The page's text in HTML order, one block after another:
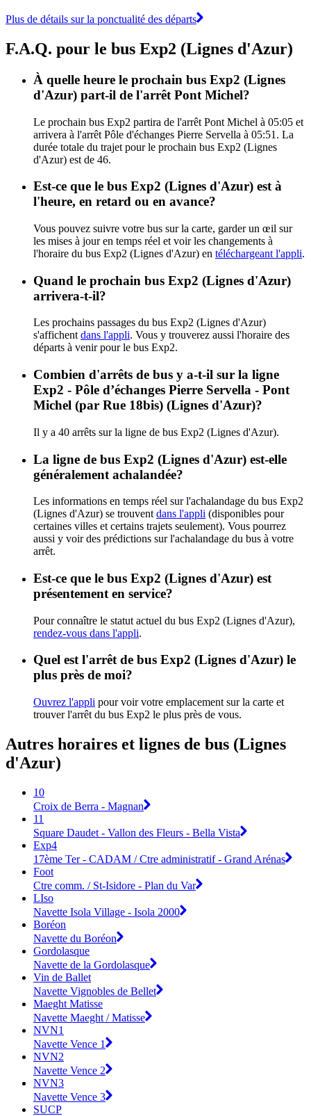
Plus de détails sur la ponctualité des départs
F.A.Q. pour le bus Exp2 (Lignes d'Azur)
À quelle heure le prochain bus Exp2 (Lignes
d'Azur) part-il de l'arrêt Pont Michel?
Le prochain bus Exp2 partira de l'arrêt Pont Michel à 05:05 et
arrivera à l'arrêt Pôle d'échanges Pierre Servella à 05:51. La
durée totale du trajet pour le prochain bus Exp2 (Lignes
d'Azur) est de 46.
Est-ce que le bus Exp2 (Lignes d'Azur) est à
l'heure, en retard ou en avance?
Vous pouvez suivre votre bus sur la carte, garder un œil sur
les mises à jour en temps réel et voir les changements à
l'horaire du bus Exp2 (Lignes d'Azur) en téléchargeant l'appli.
Quand le prochain bus Exp2 (Lignes d'Azur)
arrivera-t-il?
Les prochains passages du bus Exp2 (Lignes d'Azur)
s'affichent dans l'appli. Vous y trouverez aussi l'horaire des
départs à venir pour le bus Exp2.
Combien d'arrêts de bus y a-t-il sur la ligne
Exp2 - Pôle d’échanges Pierre Servella - Pont
Michel (par Rue 18bis) (Lignes d'Azur)?
Il y a 40 arrêts sur la ligne de bus Exp2 (Lignes d'Azur).
La ligne de bus Exp2 (Lignes d'Azur) est-elle
généralement achalandée?
Les informations en temps réel sur l'achalandage du bus Exp2
(Lignes d'Azur) se trouvent dans l'appli (disponibles pour
certaines villes et certains trajets seulement). Vous pourrez
aussi y voir des prédictions sur l'achalandage du bus à votre
arrêt.
Est-ce que le bus Exp2 (Lignes d'Azur) est
présentement en service?
Pour connaître le statut actuel du bus Exp2 (Lignes d'Azur),
rendez-vous dans l'appli.
Quel est l'arrêt de bus Exp2 (Lignes d'Azur) le
plus près de moi?
Ouvrez l'appli pour voir votre emplacement sur la carte et
trouver l'arrêt du bus Exp2 le plus près de vous.
Autres horaires et lignes de bus (Lignes
d'Azur)
10
Croix de Berra - Magnan
11
Square Daudet - Vallon des Fleurs - Bella Vista
Exp4
17ème Ter - CADAM / Ctre administratif - Grand Arénas
Foot
Ctre comm. / St-Isidore - Plan du Var
LIso
Navette Isola Village - Isola 2000
Boréon
Navette du Boréon
Gordolasque
Navette de la Gordolasque
Vin de Ballet
Navette Vignobles de Bellet
Maeght Matisse
Navette Maeght / Matisse
NVN1
Navette Vence 1
NVN2
Navette Vence 2
NVN3
Navette Vence 3
SUCP